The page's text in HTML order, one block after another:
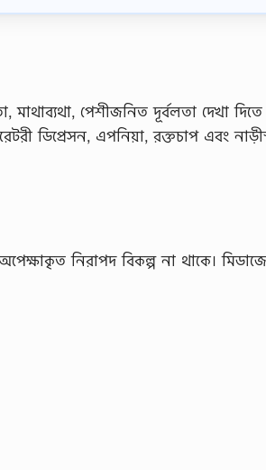
মাথাব্যথা, পেশীজনিত দূর্বলতা দেখা
ডিপ্রেসন, এপনিয়া, রক্তচাপ এবং
নিরাপদ বিকল্প না থাকে।